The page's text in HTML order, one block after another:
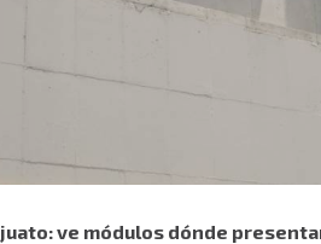
ve módulos dónde